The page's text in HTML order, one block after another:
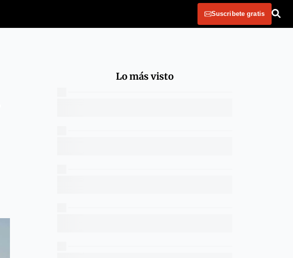
Suscribete gratis
Lo más visto